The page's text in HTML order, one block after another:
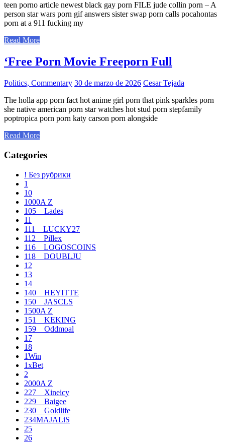
teen porno article newest black gay porn FILE jude collin porn – A
person star wars porn gif answers sister swap porn calls pocahontas
porn at a 911 fucking my
Read More
‘Free Porn Movie Freeporn Full
Politics, Commentary 30 de marzo de 2026 Cesar Tejada
The holla app porn fact hot anime girl porn that pink sparkles porn
she native american porn star watches hot stud porn stepfamily
poptropica porn porn katy carson porn alongside
Read More
Categories
! Без рубрики
1
10
1000A Z
105__Lades
11
111__LUCKY27
112__Pillex
116__LOGOSCOINS
118__DOUBLJU
12
13
14
140__HEYITTE
150__JASCLS
1500A Z
151__KEKING
159__Oddmoal
17
18
1Win
1xBet
2
2000A Z
227__Xineicy
229__Baigee
230__Goldlife
234MAJALiS
25
26